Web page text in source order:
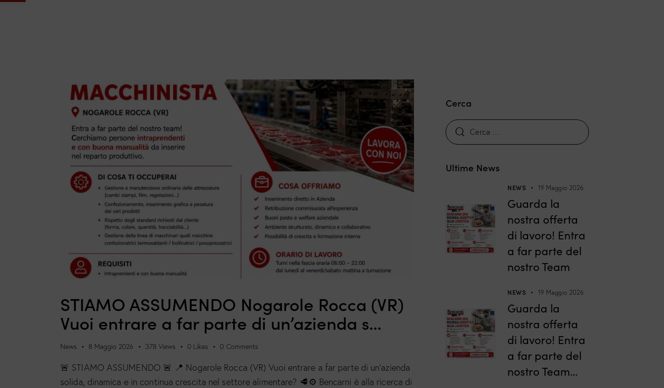
STIAMO ASSUMENDO Nogarole Rocca (VR)
Vuoi entrare a far parte di un’azienda s…
News 8 Maggio 2026 378 Views 0 Likes 0 Comments
🚨 STIAMO ASSUMENDO 🚨 📍 Nogarole Rocca (VR) Vuoi entrare a far parte di un’azienda
solida, dinamica e in continua crescita nel settore alimentare? 🥩⚙️ Bencarni è alla ricerca di
Cerca
Ultime News
NEWS 19 Maggio 2026
Guarda la
nostra offerta
di lavoro! Entra
a far parte del
nostro Team
NEWS 19 Maggio 2026
Guarda la
nostra offerta
di lavoro! Entra
a far parte del
nostro Team…